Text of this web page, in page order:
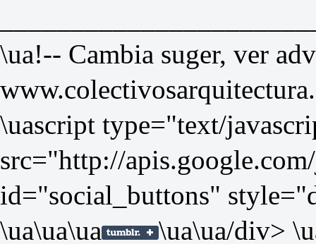
\ua!-- Cambia suger, ver
\uascript type="text/
src="http://
id="social_buttons"
\ua\ua\ua \ua\ua/div>